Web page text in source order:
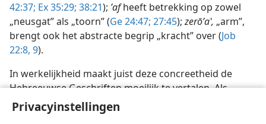
Privacyinstellingen
42:37; Ex 35:29; 38:21); ʼafheeft betrekking op zowel
„neusgat” als „toorn” (Ge 24:47; 27:45);zerōʹaʽ, „arm”,
brengt ook het abstracte begrip „kracht” over (Job
22:8, 9).
In werkelijkheid maakt juist deze concreetheid de
Hebreeuwse Geschriften moeilijk te vertalen. Als
Hebreeuwse termen letterlijk worden vertaald kunnen
ze in de doeltaal vaak een heel andere betekenis